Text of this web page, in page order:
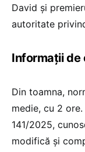
David și
autoritate
Informații de
Din toamna,
medie, cu 2
141/2025,
modifică și